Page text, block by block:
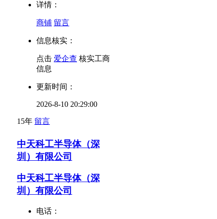
详情：
商铺 留言
信息核实：
点击 爱企查 核实工商
信息
更新时间：
2026-8-10 20:29:00
15年 留言
中天科工半导体（深
圳）有限公司
中天科工半导体（深
圳）有限公司
电话：